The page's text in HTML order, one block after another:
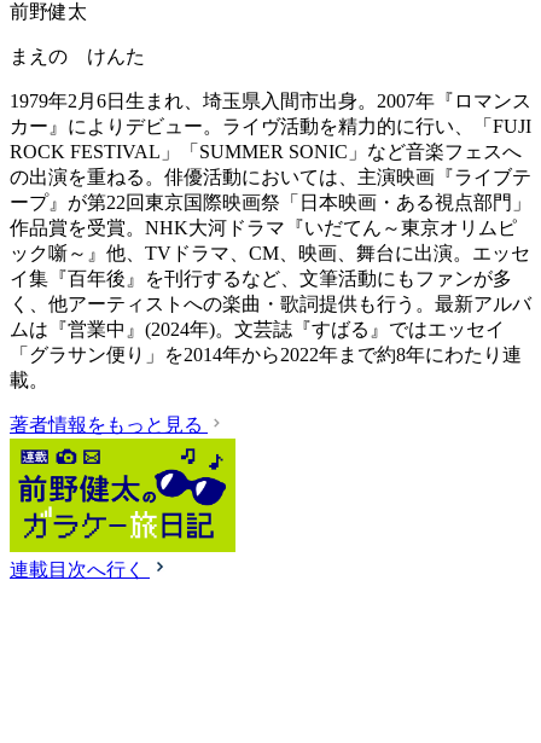
前野健太
まえの けんた
1979年2月6日生まれ、埼玉県入間市出身。2007年『ロマンス
カー』によりデビュー。ライヴ活動を精力的に行い、「FUJI
ROCK FESTIVAL」「SUMMER SONIC」など音楽フェスへ
の出演を重ねる。俳優活動においては、主演映画『ライブテ
ープ』が第22回東京国際映画祭「日本映画・ある視点部門」
作品賞を受賞。NHK大河ドラマ『いだてん～東京オリムピ
ック噺～』他、TVドラマ、CM、映画、舞台に出演。エッセ
イ集『百年後』を刊行するなど、文筆活動にもファンが多
く、他アーティストへの楽曲・歌詞提供も行う。最新アルバ
ムは『営業中』(2024年)。文芸誌『すばる』ではエッセイ
「グラサン便り」を2014年から2022年まで約8年にわたり連
載。
著者情報をもっと見る
連載目次へ行く